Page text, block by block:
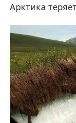
Арктика